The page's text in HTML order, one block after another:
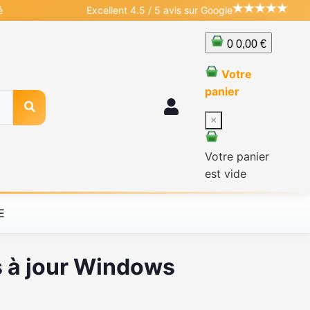
Excellent 4.5 / 5 avis sur Google
0 0,00 €
Votre
panier
×
Votre panier
est vide
à jour Windows